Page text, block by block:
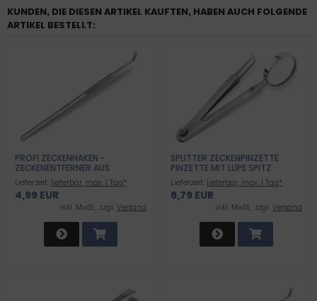
KUNDEN, DIE DIESEN ARTIKEL KAUFTEN, HABEN AUCH FOLGENDE
ARTIKEL BESTELLT:
PROFI ZECKENHAKEN -
ZECKENENTFERNER AUS
ROSTFREIEM EDELSTAHL
Lieferzeit: lieferbar, max. 1 Tag*
4,99 EUR
inkl .MwSt., zzgl. Versand
SPLITTER ZECKENPINZETTE
PINZETTE MIT LUPE SPITZ
GEBOGEN
Lieferzeit: lieferbar, max. 1 Tag*
6,79 EUR
inkl .MwSt., zzgl. Versand